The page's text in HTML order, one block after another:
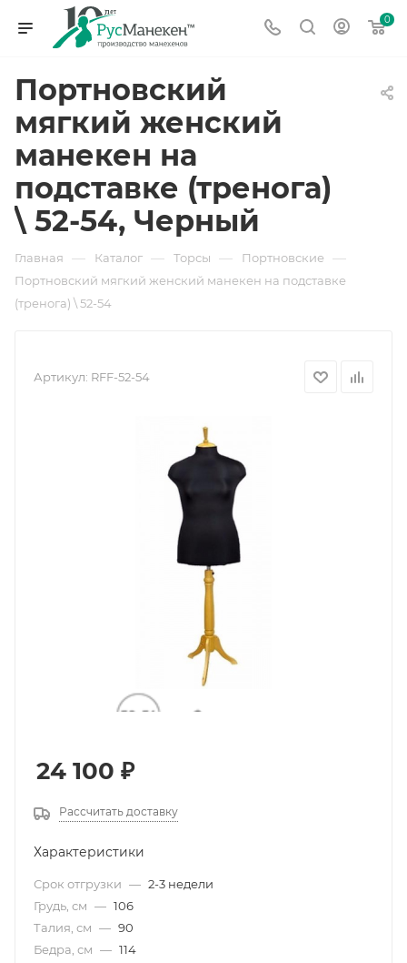
0
Портновский
мягкий женский
манекен на
подставке (тренога)
\ 52-54, Черный
Главная — Каталог — Торсы — Портновские —
Портновский мягкий женский манекен на подставке
(тренога) \ 52-54
Артикул: RFF-52-54
24 100 ₽
Рассчитать доставку
Характеристики
Срок отгрузки — 2-3 недели
Грудь, см — 106
Талия, см — 90
Бедра, см — 114